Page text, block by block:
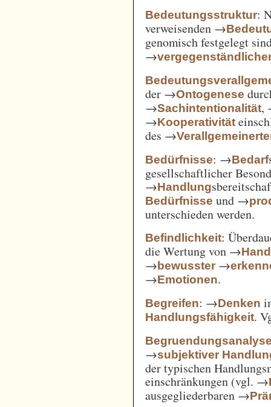
Bedeutungsstruktur:
verweisenden →
genomisch festgelegt
→
der →Ontogenese
→Sachintentionalität,
→Kooperativität
des →
Bedürfnisse: →Bedarf
gesellschaftlicher
→Handlung
Bedürfnisse und →
unterschieden werden.
Befindlichkeit:
die Wertung von →
→bewusster →
→Emotionen.
Begreifen: →Denken
Handlungsfähigkeit.
→subjektiver
der typischen
einschränkungen (vgl. →
ausgegliederbaren →